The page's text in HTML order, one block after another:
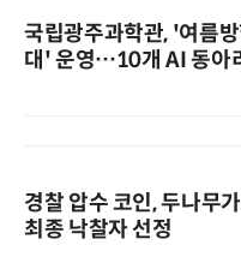
국립광주과학관, '여름
대' 운영…10
경찰 압수 코인, 두나무
최종 낙찰자 선정